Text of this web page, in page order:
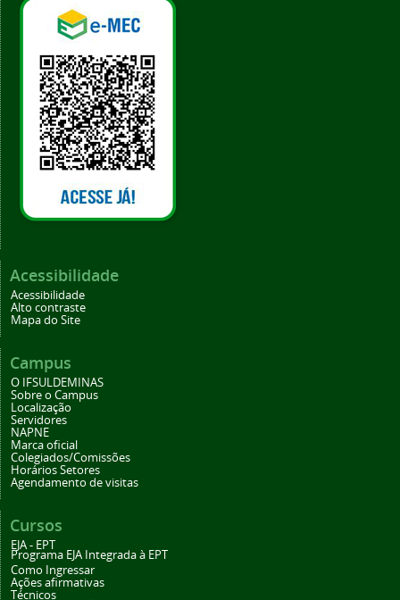
Acessibilidade
Acessibilidade
Alto contraste
Mapa do Site
Campus
O IFSULDEMINAS
Sobre o Campus
Localização
Servidores
NAPNE
Marca oficial
Colegiados/Comissões
Horários Setores
Agendamento de visitas
Cursos
EJA - EPT
Programa EJA Integrada à EPT
Como Ingressar
Ações afirmativas
Técnicos